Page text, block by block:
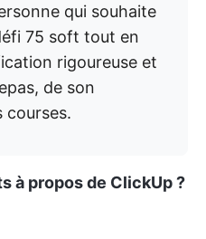
qui souhaite
75 soft tout en
rigoureuse et
de son
courses.
à propos de ClickUp ?